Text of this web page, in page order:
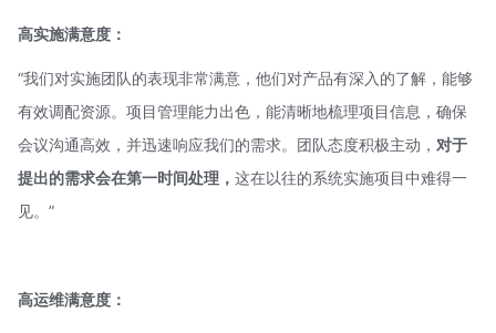
高实施满意度：
“我们对实施团队的表现非常满意，他们对产品有深入的了解，能够
有效调配资源。项目管理能力出色，能清晰地梳理项目信息，确保
会议沟通高效，并迅速响应我们的需求。团队态度积极主动， 对于
提出的需求会在第一时间处理， 这在以往的系统实施项目中难得一
见。”
高运维满意度：